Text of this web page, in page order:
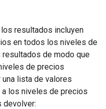
resultados incluyen
en todos los niveles de
de modo que
de precios
lista de valores
los niveles de precios
devolver: